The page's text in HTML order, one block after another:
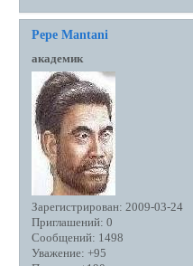
Pepe Mantani
академик
Зарегистрирован: 2009-03-24
Приглашений: 0
Сообщений: 1498
Уважение: +95